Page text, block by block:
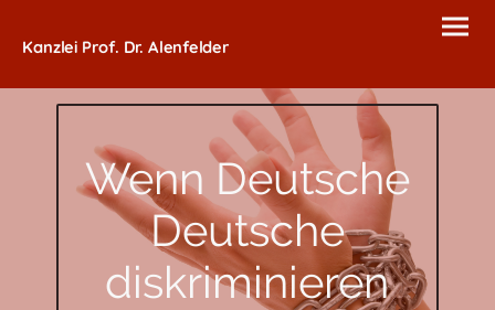
Kanzlei Prof. Dr. Alenfelder
Wenn Deutsche
Deutsche
diskriminieren